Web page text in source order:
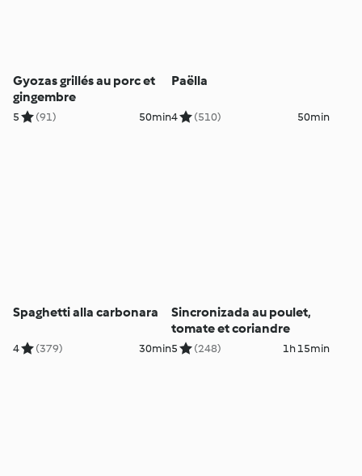
Gyozas grillés au porc et
gingembre
5 (91) 50min
Paëlla
4 (510) 50min
Spaghetti alla carbonara
4 (379) 30min
Sincronizada au poulet,
tomate et coriandre
5 (248) 1h 15min